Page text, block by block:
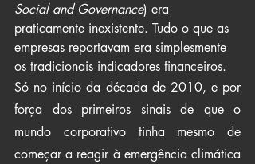
Social and Governance) era
praticamente inexistente. Tudo o que as
empresas reportavam era simplesmente
os tradicionais indicadores financeiros.
Só no início da década de 2010, e por
força dos primeiros sinais de que o
mundo corporativo tinha mesmo de
começar a reagir à emergência climática